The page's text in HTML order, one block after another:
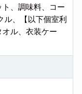
、調味料、コー
ル、【以下個室利
ル、衣装ケー